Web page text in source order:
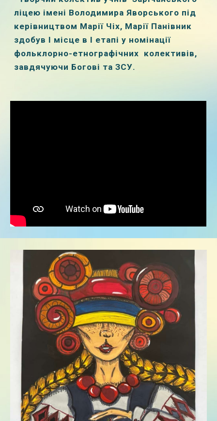
ліцею імені Володимира Яворського під
керівництвом Марії Чіх, Марії Панівник
здобув І місце в І етапі у номінації
фольклорно-етнографічних колективів,
завдячуючи Богові та ЗСУ.